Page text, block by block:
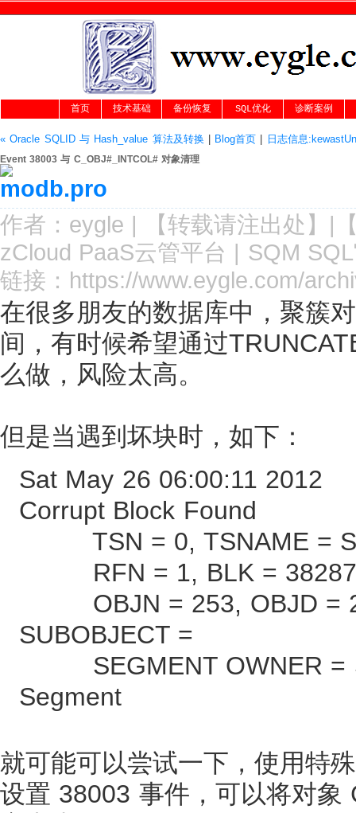
首页 技术基础 备份恢复 SQL优化 诊断案例
« Oracle SQLID 与 Hash_value 算法及转换 Blog首页 日志信息
Event 38003 与 C_OBJ#_INTCOL# 对象清理
作者： eygle | 【转载请注出处 】|
zCloud PaaS云管平台 | SQM
链接： https://www.eygle.com/
在很多朋友的数据库中，聚簇
间，有时候希望通过
么做，风险太高。
但是当遇到坏块时，如下：
Sat May 26 06:00:11 2012
Corrupt Block Found
TSN = 0, TSNAME =
RFN = 1, BLK = 38287,
OBJN = 253, OBJD =
SUBOBJECT =
SEGMENT OWNER =
Segment
就可能可以尝试一下，使用特
设置 38003 事件，可以将对象